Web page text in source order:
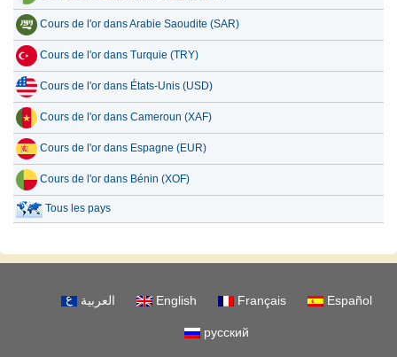
Cours de l'or dans Arabie Saoudite (SAR)
Cours de l'or dans Turquie (TRY)
Cours de l'or dans États-Unis (USD)
Cours de l'or dans Cameroun (XAF)
Cours de l'or dans Espagne (EUR)
Cours de l'or dans Bénin (XOF)
Tous les pays
العربية English Français Español
русский